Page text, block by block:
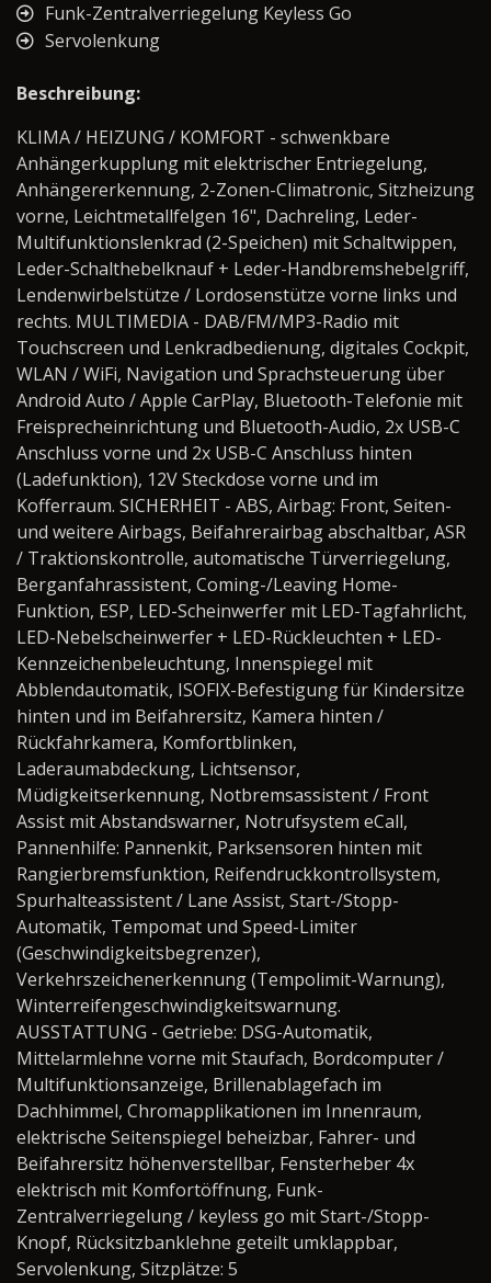
Funk-Zentralverriegelung Keyless Go
Servolenkung
Beschreibung:
KLIMA / HEIZUNG / KOMFORT - schwenkbare
Anhängerkupplung mit elektrischer Entriegelung,
Anhängererkennung, 2-Zonen-Climatronic, Sitzheizung
vorne, Leichtmetallfelgen 16", Dachreling, Leder-
Multifunktionslenkrad (2-Speichen) mit Schaltwippen,
Leder-Schalthebelknauf + Leder-Handbremshebelgriff,
Lendenwirbelstütze / Lordosenstütze vorne links und
rechts. MULTIMEDIA - DAB/FM/MP3-Radio mit
Touchscreen und Lenkradbedienung, digitales Cockpit,
WLAN / WiFi, Navigation und Sprachsteuerung über
Android Auto / Apple CarPlay, Bluetooth-Telefonie mit
Freisprecheinrichtung und Bluetooth-Audio, 2x USB-C
Anschluss vorne und 2x USB-C Anschluss hinten
(Ladefunktion), 12V Steckdose vorne und im
Kofferraum. SICHERHEIT - ABS, Airbag: Front, Seiten-
und weitere Airbags, Beifahrerairbag abschaltbar, ASR
/ Traktionskontrolle, automatische Türverriegelung,
Berganfahrassistent, Coming-/Leaving Home-
Funktion, ESP, LED-Scheinwerfer mit LED-Tagfahrlicht,
LED-Nebelscheinwerfer + LED-Rückleuchten + LED-
Kennzeichenbeleuchtung, Innenspiegel mit
Abblendautomatik, ISOFIX-Befestigung für Kindersitze
hinten und im Beifahrersitz, Kamera hinten /
Rückfahrkamera, Komfortblinken,
Laderaumabdeckung, Lichtsensor,
Müdigkeitserkennung, Notbremsassistent / Front
Assist mit Abstandswarner, Notrufsystem eCall,
Pannenhilfe: Pannenkit, Parksensoren hinten mit
Rangierbremsfunktion, Reifendruckkontrollsystem,
Spurhalteassistent / Lane Assist, Start-/Stopp-
Automatik, Tempomat und Speed-Limiter
(Geschwindigkeitsbegrenzer),
Verkehrszeichenerkennung (Tempolimit-Warnung),
Winterreifengeschwindigkeitswarnung.
AUSSTATTUNG - Getriebe: DSG-Automatik,
Mittelarmlehne vorne mit Staufach, Bordcomputer /
Multifunktionsanzeige, Brillenablagefach im
Dachhimmel, Chromapplikationen im Innenraum,
elektrische Seitenspiegel beheizbar, Fahrer- und
Beifahrersitz höhenverstellbar, Fensterheber 4x
elektrisch mit Komfortöffnung, Funk-
Zentralverriegelung / keyless go mit Start-/Stopp-
Knopf, Rücksitzbanklehne geteilt umklappbar,
Servolenkung, Sitzplätze: 5